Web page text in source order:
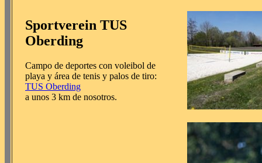
Sportverein TUS
Oberding
Campo de deportes con voleibol de
playa y área de tenis y palos de tiro:
TUS Oberding
a unos 3 km de nosotros.